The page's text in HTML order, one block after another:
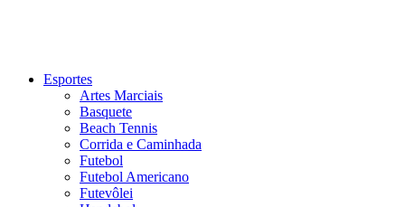
Esportes
Artes Marciais
Basquete
Beach Tennis
Corrida e Caminhada
Futebol
Futebol Americano
Futevôlei